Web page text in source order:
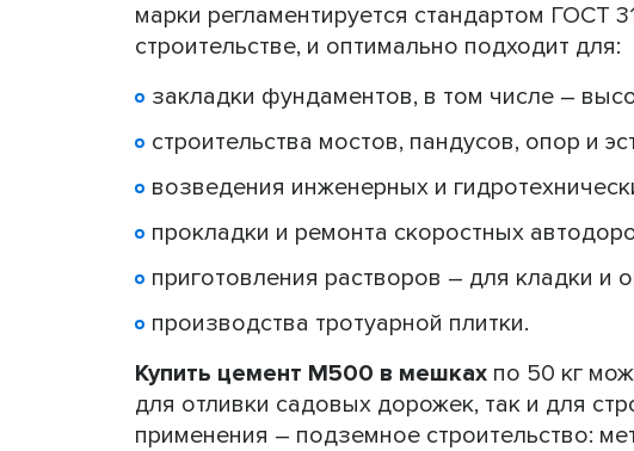
марки регламентируется стандартом
строительстве, и оптимально подходит для:
закладки фундаментов, в том числе –
строительства мостов, пандусов, опор и
возведения инженерных и
прокладки и ремонта скоростных
приготовления растворов – для кладки и
производства тротуарной плитки.
Купить цемент М500 в мешках по 50 кг
для отливки садовых дорожек, так и для
применения – подземное строительство: